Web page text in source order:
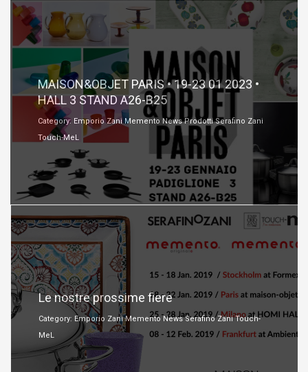
Gennaio 11, 2023
MAISON&OBJET PARIS • 19-23 01 2023 •
HALL 3 STAND A26-B25
Category: Emporio Zani Memento News Prodotti Serafino Zani
Touch-MeL
Gennaio 15, 2019
Le nostre prossime fiere
Category: Emporio Zani Memento News Serafino Zani Touch-
MeL